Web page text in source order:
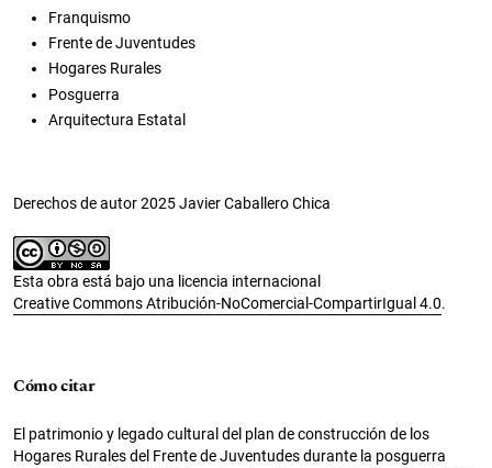
Franquismo
Frente de Juventudes
Hogares Rurales
Posguerra
Arquitectura Estatal
Derechos de autor 2025 Javier Caballero Chica
Esta obra está bajo una licencia internacional
Creative Commons Atribución-NoComercial-CompartirIgual 4.0.
Cómo citar
El patrimonio y legado cultural del plan de construcción de los
Hogares Rurales del Frente de Juventudes durante la posguerra